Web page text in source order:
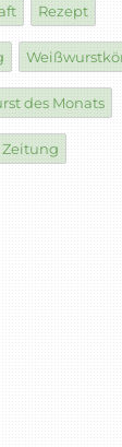
Rezept
des Monats
Zeitung